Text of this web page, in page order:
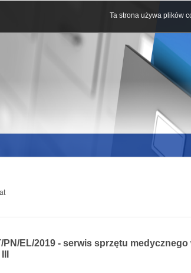
PN/EL/2019 - serwis sprzętu
Ta strona używa plików